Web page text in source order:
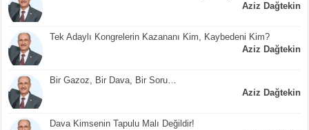
Aziz Dağtekin
Tek Adaylı Kongrelerin Kazananı Kim, Kaybedeni Kim?
Aziz Dağtekin
Bir Gazoz, Bir Dava, Bir Soru…
Aziz Dağtekin
Dava Kimsenin Tapulu Malı Değildir!